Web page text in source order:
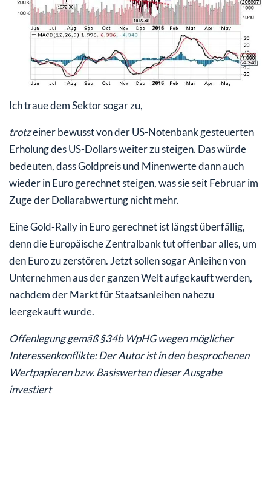
Ich traue dem Sektor sogar zu,
trotzeiner bewusst von der US-Notenbank gesteuerten
Erholung des US-Dollars weiter zu steigen. Das würde
bedeuten, dass Goldpreis und Minenwerte dann auch
wieder in Euro gerechnet steigen, was sie seit Februar im
Zuge der Dollarabwertung nicht mehr.
Eine Gold-Rally in Euro gerechnet ist längst überfällig,
denn die Europäische Zentralbank tut offenbar alles, um
den Euro zu zerstören. Jetzt sollen sogar Anleihen von
Unternehmen aus der ganzen Welt aufgekauft werden,
nachdem der Markt für Staatsanleihen nahezu
leergekauft wurde.
Offenlegung gemäß §34b WpHG wegen möglicher
Interessenkonflikte: Der Autor ist in den besprochenen
Wertpapieren bzw. Basiswerten dieser Ausgabe
investiert